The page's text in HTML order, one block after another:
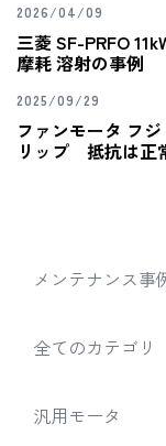
2026/04/09
三菱 SF-PRFO
摩耗 溶射の事例
2025/09/29
ファンモータ フ
リップ 抵抗は正
メンテナンス事
全てのカテゴリ
汎用モータ